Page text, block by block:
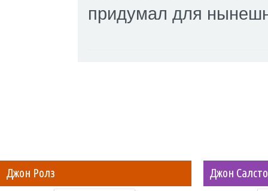
придумал для
Джон Ролз Джон